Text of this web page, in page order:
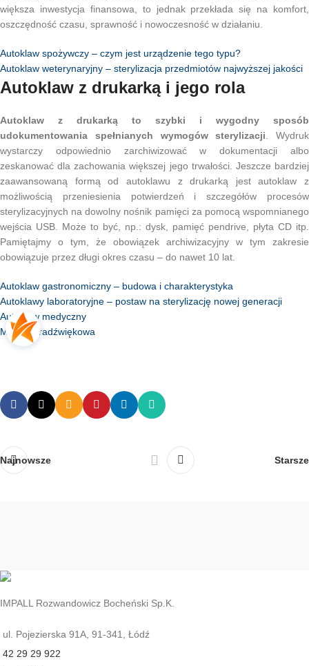
większa inwestycja finansowa, to jednak przekłada się na komfort,
oszczędność czasu, sprawność i nowoczesność w działaniu.
Autoklaw spożywczy – czym jest urządzenie tego typu?
Autoklaw weterynaryjny – sterylizacja przedmiotów najwyższej jakości
Autoklaw z drukarką i jego rola
Autoklaw z drukarką to szybki i wygodny sposób
udokumentowania spełnianych wymogów sterylizacji . Wydruk
wystarczy odpowiednio zarchiwizować w dokumentacji albo
zeskanować dla zachowania większej jego trwałości. Jeszcze bardziej
zaawansowaną formą od autoklawu z drukarką jest autoklaw z
możliwością przeniesienia potwierdzeń i szczegółów procesów
sterylizacyjnych na dowolny nośnik pamięci za pomocą wspomnianego
wejścia USB. Może to być, np.: dysk, pamięć pendrive, płyta CD itp.
Pamiętajmy o tym, że obowiązek archiwizacyjny w tym zakresie
obowiązuje przez długi okres czasu – do nawet 10 lat.
Autoklaw gastronomiczny – budowa i charakterystyka
Autoklawy laboratoryjne – postaw na sterylizację nowej generacji
Autoklaw medyczny
Myjka ultradźwiękowa
Najnowsze Starsze
IMPALL Rozwandowicz Bocheński Sp.K.
ul. Pojezierska 91A, 91-341, Łódź
42 29 29 922